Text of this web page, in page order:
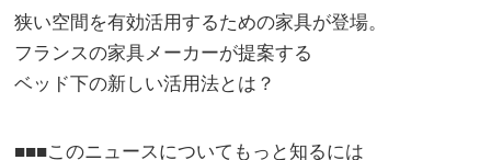
狭い空間を有効活用するための家具が登場。
フランスの家具メーカーが提案する
ベッド下の新しい活用法とは？
■■■このニュースについてもっと知るには